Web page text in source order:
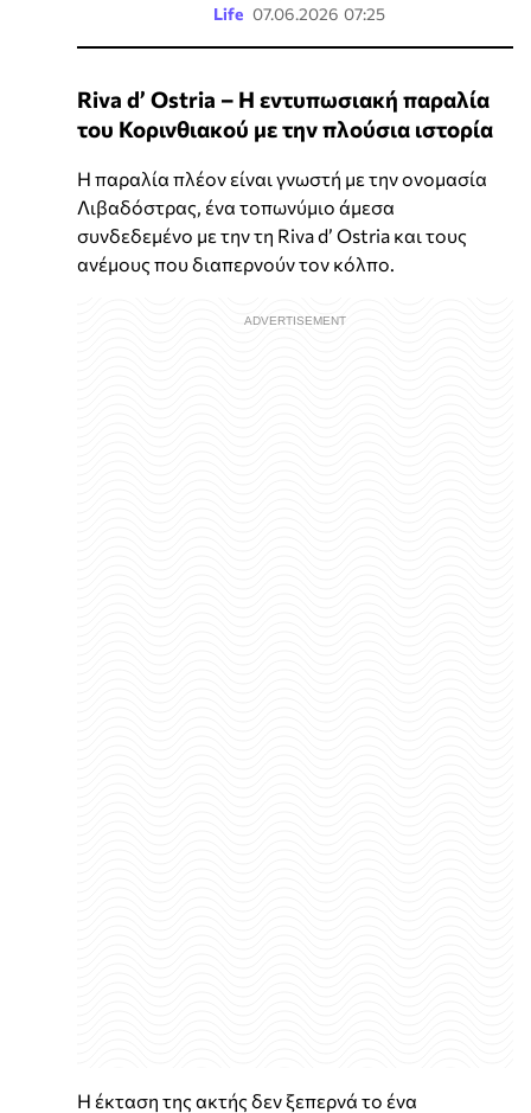
Life 07.06.2026 07:25
Riva d’ Ostria – Η εντυπωσιακή παραλία
του Κορινθιακού με την πλούσια ιστορία
Η παραλία πλέον είναι γνωστή με την ονομασία
Λιβαδόστρας, ένα τοπωνύμιο άμεσα
συνδεδεμένο με την τη Riva d’ Ostria και τους
ανέμους που διαπερνούν τον κόλπο.
Η έκταση της ακτής δεν ξεπερνά το ένα